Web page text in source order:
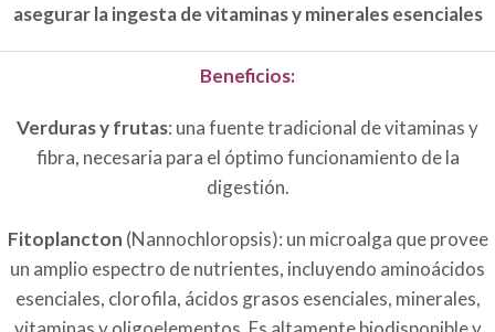
asegurar la ingesta de vitaminas y minerales esenciales
Beneficios:
Verduras y frutas: una fuente tradicional de vitaminas y
fibra, necesaria para el óptimo funcionamiento de la
digestión.
Fitoplancton (Nannochloropsis): un microalga que provee
un amplio espectro de nutrientes, incluyendo aminoácidos
esenciales, clorofila, ácidos grasos esenciales, minerales,